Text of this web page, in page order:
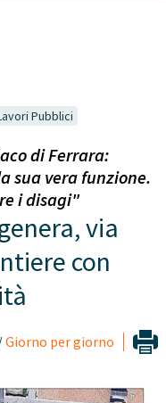
Pubblici
di Ferrara:
sua vera funzione.
i disagi"
via
con
Giorno per giorno